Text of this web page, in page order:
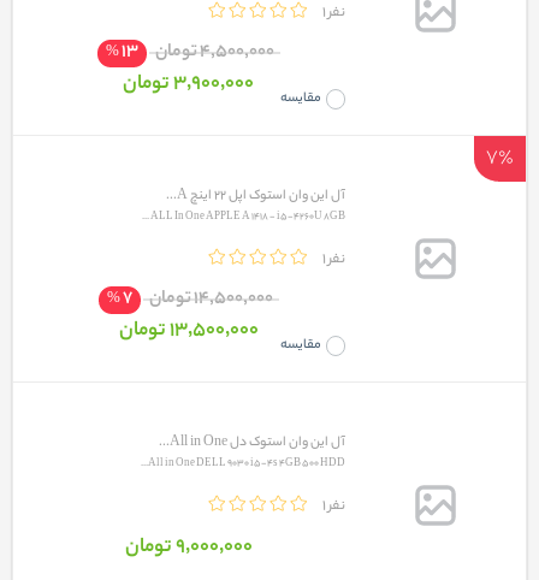
1 نفر
مقایسه
4٬500٬000 تومان 13
%
3٬900٬000 تومان
7٪
آل این وان استوک اپل 22 اینچ A...
ALL In One APPLE A 1418 - i5-4260U 8GB ...
1 نفر
مقایسه
14٬500٬000 تومان 7
%
13٬500٬000 تومان
آل این وان استوک دل All in One...
All in One DELL 9030 i5-4s 4GB 500 HDD...
1 نفر
9٬000٬000 تومان